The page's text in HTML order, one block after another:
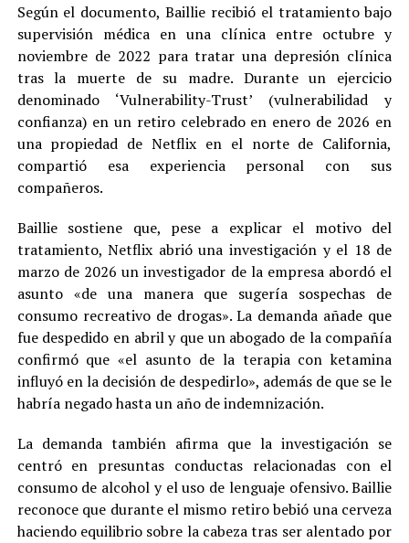
Según el documento, Baillie recibió el tratamiento bajo
supervisión médica en una clínica entre octubre y
noviembre de 2022 para tratar una depresión clínica
tras la muerte de su madre. Durante un ejercicio
denominado ‘Vulnerability-Trust’ (vulnerabilidad y
confianza) en un retiro celebrado en enero de 2026 en
una propiedad de Netflix en el norte de California,
compartió esa experiencia personal con sus
compañeros.
Baillie sostiene que, pese a explicar el motivo del
tratamiento, Netflix abrió una investigación y el 18 de
marzo de 2026 un investigador de la empresa abordó el
asunto «de una manera que sugería sospechas de
consumo recreativo de drogas». La demanda añade que
fue despedido en abril y que un abogado de la compañía
confirmó que «el asunto de la terapia con ketamina
influyó en la decisión de despedirlo», además de que se le
habría negado hasta un año de indemnización.
La demanda también afirma que la investigación se
centró en presuntas conductas relacionadas con el
consumo de alcohol y el uso de lenguaje ofensivo. Baillie
reconoce que durante el mismo retiro bebió una cerveza
haciendo equilibrio sobre la cabeza tras ser alentado por